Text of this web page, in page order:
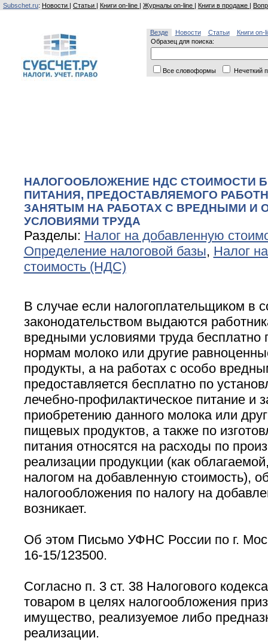
Subschet.ru: Новости | Статьи | Книги on-line | Журналы on-line | Книги в продаже |
Везде Новости Статьи
Книги on-
Образец для поиска:
Все словоформы Нечеткий
НАЛОГООБЛОЖЕНИЕ НДС СТОИМОСТИ
ПИТАНИЯ, ПРЕДОСТАВЛЯЕМОГО
ЗАНЯТЫМ НА РАБОТАХ С ВРЕДНЫМИ И
УСЛОВИЯМИ ТРУДА
Разделы: Налог на добавленную
Определение налоговой базы, Налог
стоимость (НДС)
В случае если налогоплательщиком в
законодательством выдаются
вредными условиями труда бесплатно
нормам молоко или другие
продукты, а на работах с особо
предоставляется бесплатно по
лечебно-профилактическое питание и
приобретению данного молока или
пищевых продуктов, а также по
питания относятся на расходы по
реализации продукции (как
налогом на добавленную стоимость),
налогообложения по налогу на
возникает.
Об этом Письмо УФНС России по г.
16-15/123500.
Согласно п. 3 ст. 38 Налогового
товаром в целях налогообложения
имущество, реализуемое либо
реализации.